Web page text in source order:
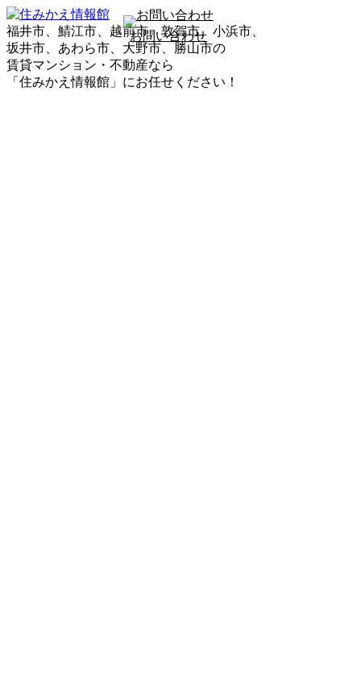
福井市、鯖江市、越前市、敦賀市、小浜市、
坂井市、あわら市、大野市、勝山市の
賃貸マンション・不動産なら
「住みかえ情報館」にお任せください！
お問い合わせ